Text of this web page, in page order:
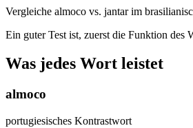
Vergleiche almoco vs. jantar im
Ein guter Test ist, zuerst die Funktion des
Was jedes Wort leistet
almoco
portugiesisches Kontrastwort